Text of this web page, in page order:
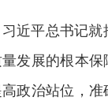
近平总书记
发展的根本
政治站位，